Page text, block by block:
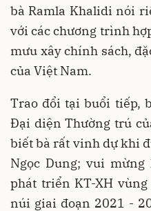
bà Ramla Khalidi nói
với các chương trình
mưu xây chính sách,
của Việt Nam.
Trao đổi tại buổi tiếp,
Đại diện Thường trú
biết bà rất vinh dự khi
Ngọc Dung; vui
phát triển KT-XH
núi giai đoạn 2021 -